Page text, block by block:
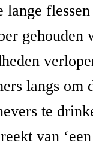
lange
gehouden
langs om
te
van